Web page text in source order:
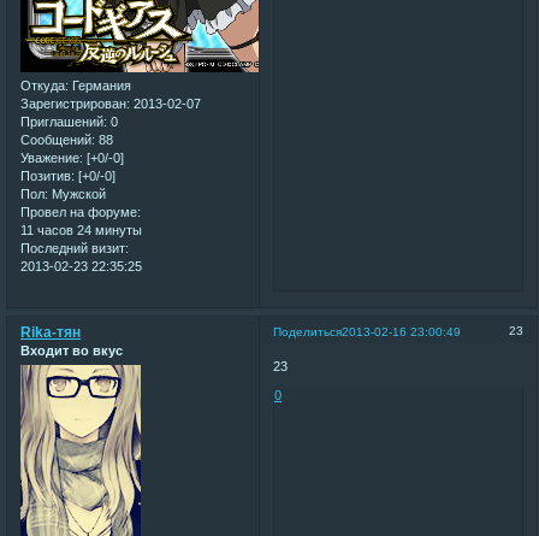
Откуда: Германия
Зарегистрирован: 2013-02-07
Приглашений: 0
Сообщений: 88
Уважение: [+0/-0]
Позитив: [+0/-0]
Пол: Мужской
Провел на форуме:
11 часов 24 минуты
Последний визит:
2013-02-23 22:35:25
Поделиться 23
2013-02-16 23:00:49
Rika-тян
Входит во вкус
23
0